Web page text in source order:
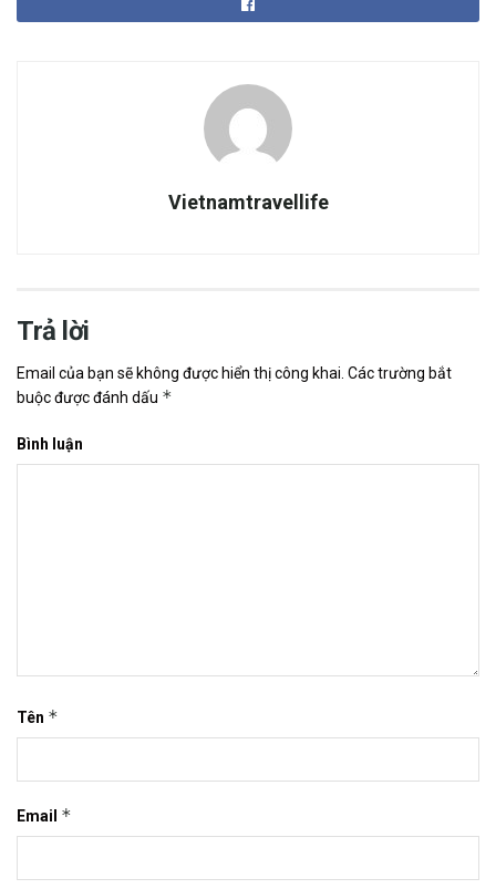
Vietnamtravellife
Trả lời
Email của bạn sẽ không được hiển thị công khai. Các trường bắt
buộc được đánh dấu *
Bình luận
Tên *
Email *